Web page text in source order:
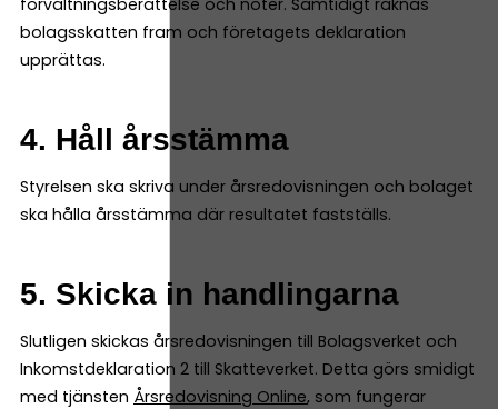
bolagsskatten fram och företagets deklaration
upprättas.
4. Håll årsstämma
Styrelsen ska skriva under årsredovisningen och bolaget
ska hålla årsstämma där resultatet fastställs.
5. Skicka in handlingarna
Slutligen skickas årsredovisningen till Bolagsverket och
Inkomstdeklaration 2 till Skatteverket. Detta görs smidigt
med tjänsten Årsredovisning Online, som fungerar